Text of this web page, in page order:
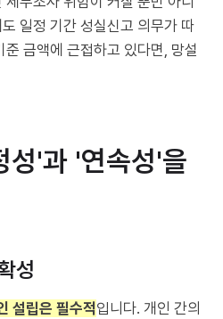
일정 기간 성실신고 의무가 따
금액에 근접하고 있다면, 망설
성'과 '연속성'을
성
설립은 필수적입니다. 개인 간의